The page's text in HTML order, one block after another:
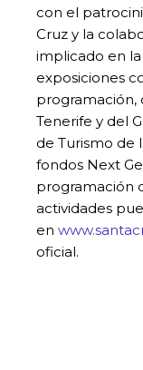
con el
Cruz y la
implicado en
exposiciones
programación,
Tenerife y del
de Turismo de
fondos Next
programación
actividades
en
oficial.